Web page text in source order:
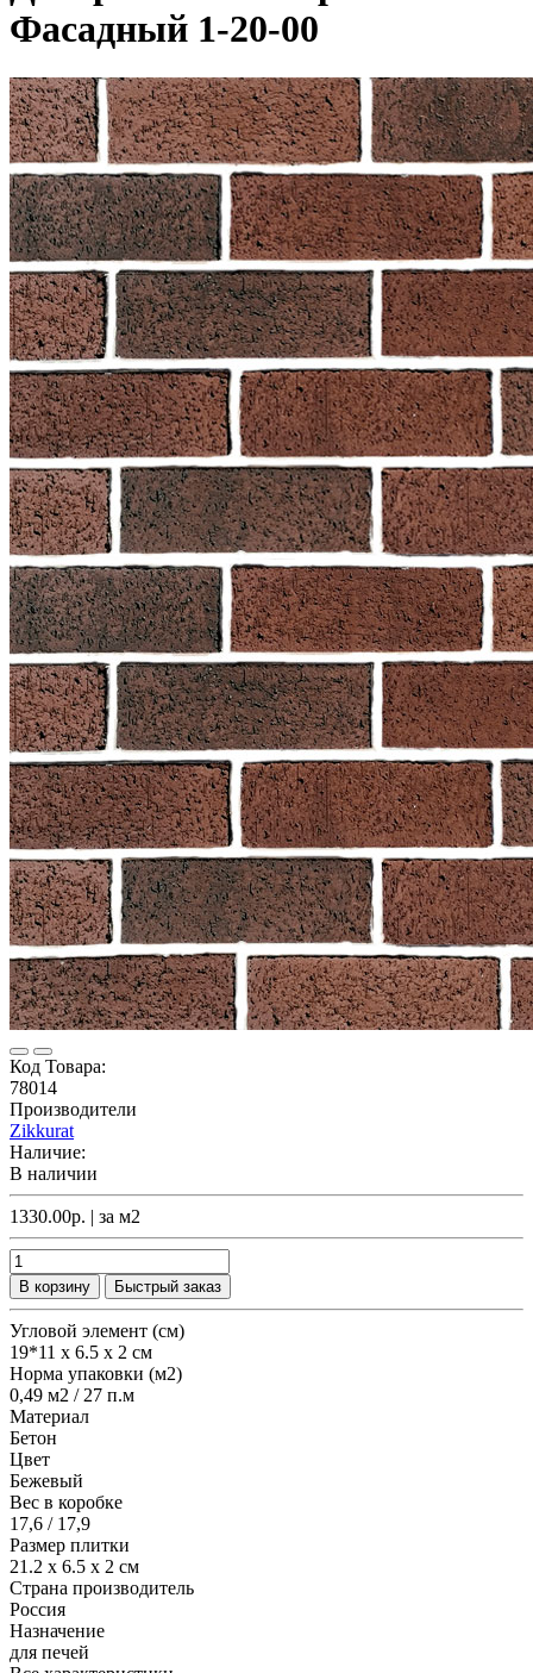
Фасадный 1-20-00
Код Товара:
78014
Производители
Zikkurat
Наличие:
В наличии
1330.00р. | за м2
В корзину Быстрый заказ
Угловой элемент (см)
19*11 х 6.5 х 2 см
Норма упаковки (м2)
0,49 м2 / 27 п.м
Материал
Бетон
Цвет
Бежевый
Вес в коробке
17,6 / 17,9
Размер плитки
21.2 х 6.5 х 2 см
Страна производитель
Россия
Назначение
для печей